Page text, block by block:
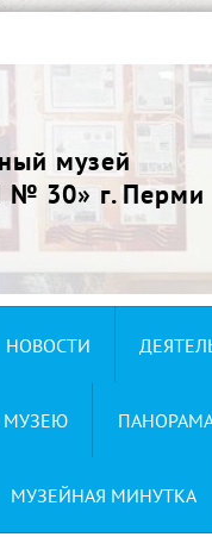
музей
30» г. Перми
НОВОСТИ
МУЗЕЮ
МУЗЕЙНАЯ МИНУТКА